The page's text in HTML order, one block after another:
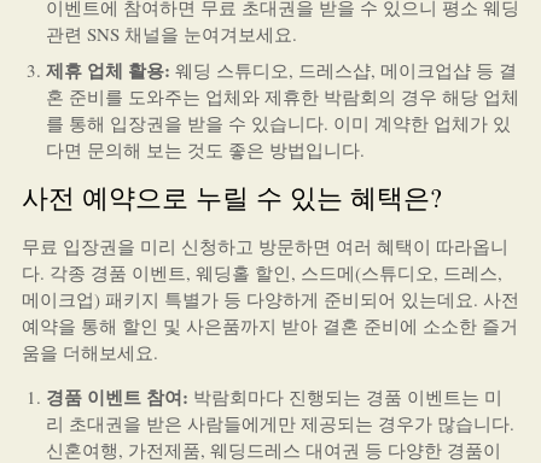
이벤트에 참여하면 무료 초대권을 받을 수 있으니 평소 웨딩
관련 SNS 채널을 눈여겨보세요.
제휴 업체 활용: 웨딩 스튜디오, 드레스샵, 메이크업샵 등 결
혼 준비를 도와주는 업체와 제휴한 박람회의 경우 해당 업체
를 통해 입장권을 받을 수 있습니다. 이미 계약한 업체가 있
다면 문의해 보는 것도 좋은 방법입니다.
사전 예약으로 누릴 수 있는 혜택은?
무료 입장권을 미리 신청하고 방문하면 여러 혜택이 따라옵니
다. 각종 경품 이벤트, 웨딩홀 할인, 스드메(스튜디오, 드레스,
메이크업) 패키지 특별가 등 다양하게 준비되어 있는데요. 사전
예약을 통해 할인 및 사은품까지 받아 결혼 준비에 소소한 즐거
움을 더해보세요.
경품 이벤트 참여: 박람회마다 진행되는 경품 이벤트는 미
리 초대권을 받은 사람들에게만 제공되는 경우가 많습니다.
신혼여행, 가전제품, 웨딩드레스 대여권 등 다양한 경품이